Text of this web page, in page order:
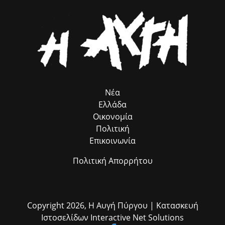
Νέα
Ελλάδα
Οικονομία
Πολιτική
Επικοινωνία
Πολιτική Απορρήτου
Copyright 2026, Η Αυγή Πύργου | Κατασκευή
Ιστοσελίδων Interactive Net Solutions